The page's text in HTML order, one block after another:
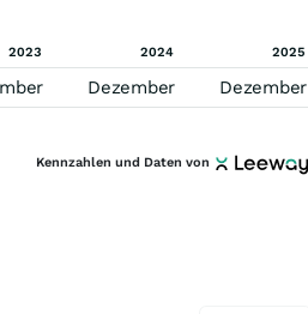
2023 2024 2025
Dezember Dezember
Kennzahlen und Daten von